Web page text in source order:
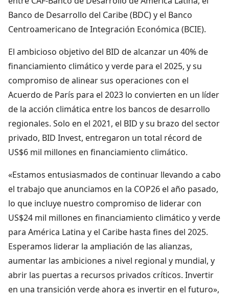
Banco de Desarrollo del Caribe (BDC) y el Banco
Centroamericano de Integración Económica (BCIE).
El ambicioso objetivo del BID de alcanzar un 40% de
financiamiento climático y verde para el 2025, y su
compromiso de alinear sus operaciones con el
Acuerdo de París para el 2023 lo convierten en un líder
de la acción climática entre los bancos de desarrollo
regionales. Solo en el 2021, el BID y su brazo del sector
privado, BID Invest, entregaron un total récord de
US$6 mil millones en financiamiento climático.
«Estamos entusiasmados de continuar llevando a cabo
el trabajo que anunciamos en la COP26 el año pasado,
lo que incluye nuestro compromiso de liderar con
US$24 mil millones en financiamiento climático y verde
para América Latina y el Caribe hasta fines del 2025.
Esperamos liderar la ampliación de las alianzas,
aumentar las ambiciones a nivel regional y mundial, y
abrir las puertas a recursos privados críticos. Invertir
en una transición verde ahora es invertir en el futuro»,